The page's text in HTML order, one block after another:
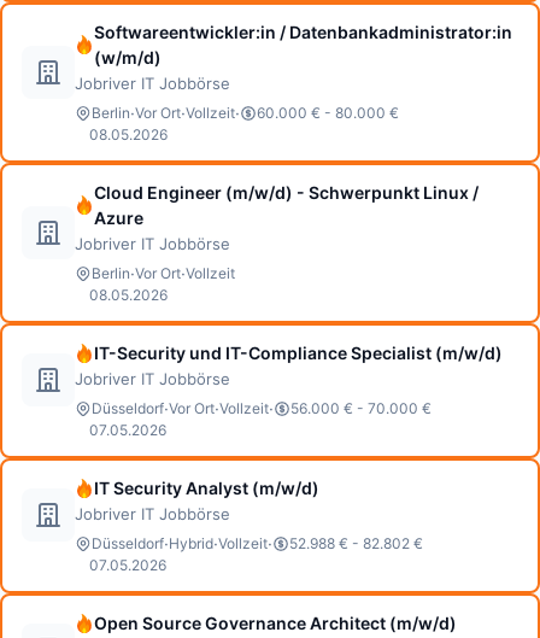
Softwareentwickler:in / Datenbankadministrator:in
(w/m/d)
Jobriver IT Jobbörse
Berlin·Vor Ort·Vollzeit·
60.000 € - 80.000 €
08.05.2026
Cloud Engineer (m/w/d) - Schwerpunkt Linux /
Azure
Jobriver IT Jobbörse
Berlin·Vor Ort·Vollzeit
08.05.2026
IT-Security und IT-Compliance Specialist (m/w/d)
Jobriver IT Jobbörse
Düsseldorf·Vor Ort·Vollzeit·
56.000 € - 70.000 €
07.05.2026
IT Security Analyst (m/w/d)
Jobriver IT Jobbörse
Düsseldorf·Hybrid·Vollzeit·
52.988 € - 82.802 €
07.05.2026
Open Source Governance Architect (m/w/d)